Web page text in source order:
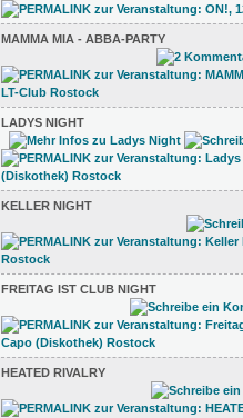
MAMMA MIA - ABBA-PARTY
LADYS NIGHT
KELLER NIGHT
FREITAG IST CLUB NIGHT
HEATED RIVALRY